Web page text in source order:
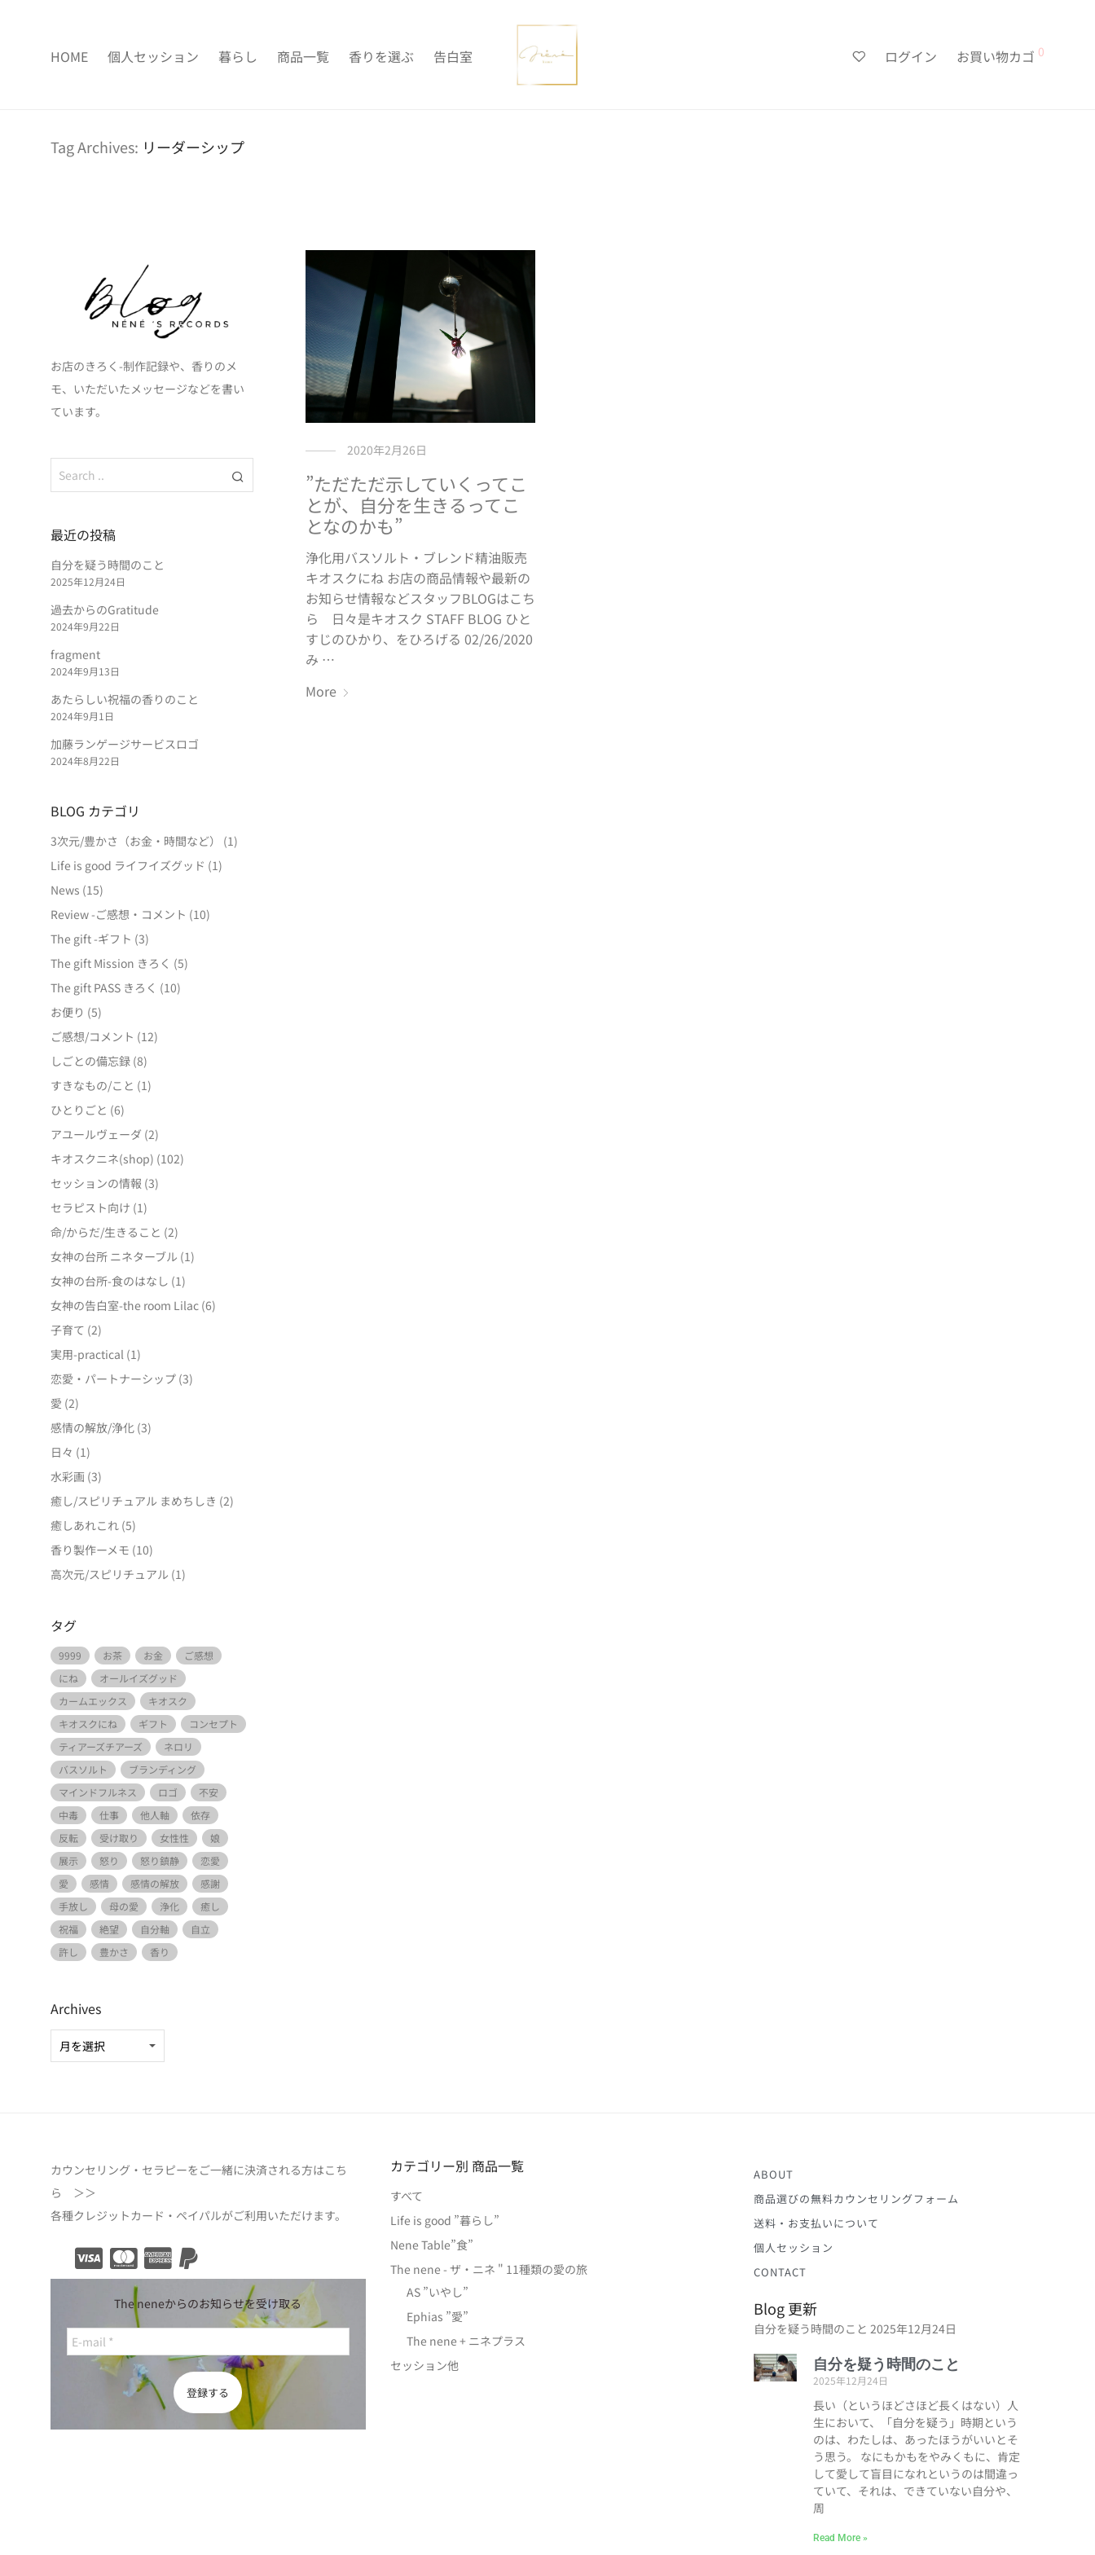
HOME 個人セッション 暮らし 商品一覧 香りを選ぶ 告白室 ログイン お買い物カゴ 0
Tag Archives: リーダーシップ
2020年2月26日
”ただただ示していくってこ
とが、自分を生きるってこ
となのかも”
浄化用バスソルト・ブレンド精油販売
キオスクにね お店の商品情報や最新の
お知らせ情報などスタッフBLOGはこち
ら 日々是キオスク STAFF BLOG ひと
すじのひかり、をひろげる 02/26/2020
み …
More
お店のきろく-制作記録や、香りのメ
モ、いただいたメッセージなどを書い
ています。
最近の投稿
自分を疑う時間のこと
2025年12月24日
過去からのGratitude
2024年9月22日
fragment
2024年9月13日
あたらしい祝福の香りのこと
2024年9月1日
加藤ランゲージサービスロゴ
2024年8月22日
BLOG カテゴリ
3次元/豊かさ（お金・時間など）
(1)
Life is good ライフイズグッド (1)
News (15)
Review -ご感想・コメント (10)
The gift -ギフト (3)
The gift Mission きろく (5)
The gift PASS きろく (10)
お便り (5)
ご感想/コメント (12)
しごとの備忘録 (8)
すきなもの/こと (1)
ひとりごと (6)
アユールヴェーダ (2)
キオスクニネ(shop) (102)
セッションの情報 (3)
セラピスト向け (1)
命/からだ/生きること (2)
女神の台所 ニネターブル (1)
女神の台所-食のはなし (1)
女神の告白室-the room Lilac (6)
子育て (2)
実用-practical (1)
恋愛・パートナーシップ (3)
愛 (2)
感情の解放/浄化 (3)
日々 (1)
水彩画 (3)
癒し/スピリチュアル まめちしき (2)
癒しあれこれ (5)
香り製作ーメモ (10)
高次元/スピリチュアル (1)
タグ
9999 お茶 お金
ご感想
にね
オールイズグッド
カームエックス
キオスク
キオスクにね
ギフト
コンセプト
ティアーズチアーズ
ネロリ
バスソルト
ブランディング
マインドフルネス
ロゴ
不安
中毒
仕事 他人軸
依存
反転
受け取り 女性性
娘
展示
怒り 怒り鎮静
恋愛
愛
感情 感情の解放
感謝
手放し
母の愛 浄化
癒し
祝福
絶望 自分軸
自立
許し
豊かさ 香り
Archives
カウンセリング・セラピーをご一緒に決済される方はこち
ら ＞＞
各種クレジットカード・ペイパルがご利用いただけます。
The neneからのお知らせを受け取る
カテゴリー別 商品一覧
すべて
Life is good ”暮らし”
Nene Table”食”
The nene - ザ・ニネ " 11種類の愛の旅
AS ”いやし”
Ephias ”愛”
The nene + ニネプラス
セッション他
ABOUT
商品選びの無料カウンセリングフォーム
送料・お支払いについて
個人セッション
CONTACT
Blog 更新
自分を疑う時間のこと 2025年12月24日
自分を疑う時間のこと
2025年12月24日
長い（というほどさほど長くはない）人
生において、「自分を疑う」時期という
のは、わたしは、あったほうがいいとそ
う思う。 なにもかもをやみくもに、肯定
して愛して盲目になれというのは間違っ
ていて、それは、できていない自分や、
周
Read More »